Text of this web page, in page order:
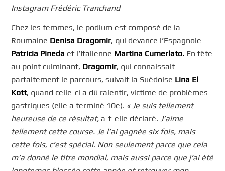
Instagram Frédéric Tranchand
Chez les femmes, le podium est composé de la
Roumaine Denisa Dragomir, qui devance l’Espagnole
Patricia Pineda et l’Italienne Martina Cumerlato. En tête
au point culminant, Dragomir, qui connaissait
parfaitement le parcours, suivait la Suédoise Lina El
Kott, quand celle-ci a dû ralentir, victime de problèmes
gastriques (elle a terminé 10e). « Je suis tellement
heureuse de ce résultat, a-t-elle déclaré. J’aime
tellement cette course. Je l’ai gagnée six fois, mais
cette fois, c’est spécial. Non seulement parce que cela
m’a donné le titre mondial, mais aussi parce que j’ai été